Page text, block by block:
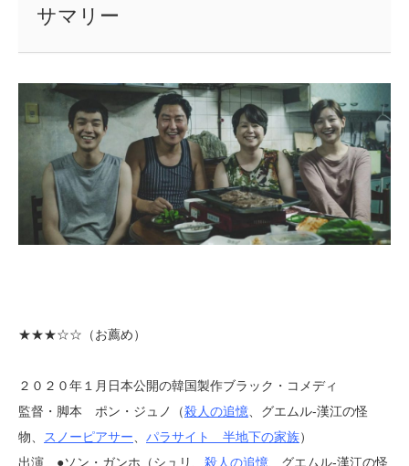
サマリー
★★★☆☆（お薦め）
２０２０年１月日本公開の韓国製作ブラック・コメディ
監督・脚本 ポン・ジュノ（殺人の追憶、グエムル-漢江の怪
物、 スノーピアサー、 パラサイト 半地下の家族）
出演 ●ソン・ガンホ（シュリ、 殺人の追憶、グエムル-漢江の怪